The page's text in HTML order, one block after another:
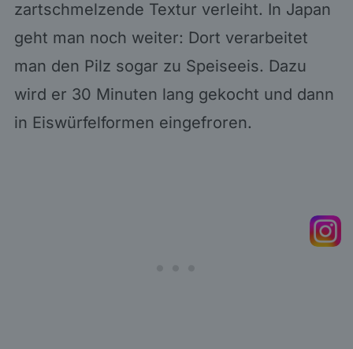
zartschmelzende Textur verleiht. In Japan
geht man noch weiter: Dort verarbeitet
man den Pilz sogar zu Speiseeis. Dazu
wird er 30 Minuten lang gekocht und dann
in Eiswürfelformen eingefroren.